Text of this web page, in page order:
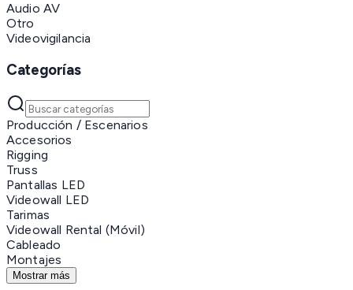
Audio AV
Otro
Videovigilancia
Categorías
Producción / Escenarios
Accesorios
Rigging
Truss
Pantallas LED
Videowall LED
Tarimas
Videowall Rental (Móvil)
Cableado
Montajes
Mostrar más